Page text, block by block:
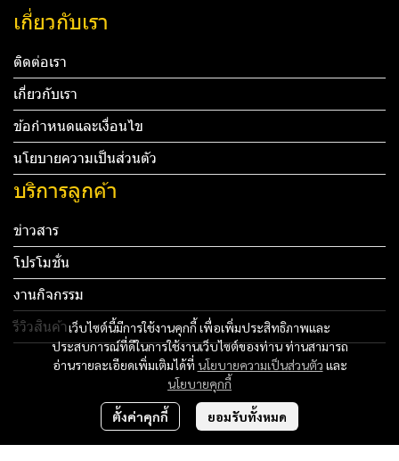
เว็บไซต์นี้มีการใช้งานคุกกี้ เพื่อเพิ่มประสิทธิภาพและ
ประสบการณ์ที่ดีในการใช้งานเว็บไซต์ของท่าน ท่านสามารถ
อ่านรายละเอียดเพิ่มเติมได้ที่ นโยบายความเป็นส่วนตัว และ
นโยบายคุกกี้
ตั้งค่าคุกกี้ ยอมรับทั้งหมด
เกี่ยวกับเรา
ติดต่อเรา
เกี่ยวกับเรา
ข้อกำหนดและเงื่อนไข
นโยบายความเป็นส่วนตัว
บริการลูกค้า
ข่าวสาร
โปรโมชั่น
งานกิจกรรม
รีวิวสินค้า
Tel: 012 345 67890 Email: mail@yourdomain.com